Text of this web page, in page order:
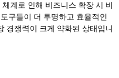
계로 인해 비즈니스 확장 시 비
구들이 더 투명하고 효율적인
경쟁력이 크게 약화된 상태입니